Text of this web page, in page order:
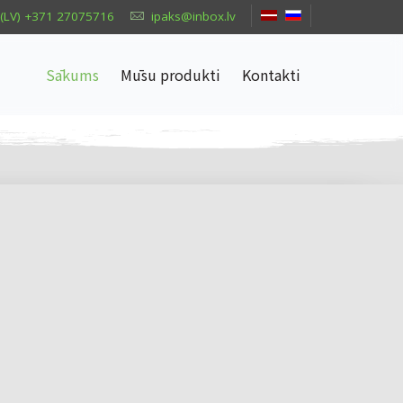
(LV) +371 27075716 ipaks@inbox.lv
Sākums Mūsu produkti Kontakti